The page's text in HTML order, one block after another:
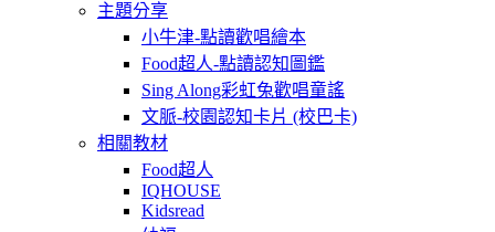
主題分享
小牛津-點讀歡唱繪本
Food超人-點讀認知圖鑑
Sing Along彩虹兔歡唱童謠
文脈-校園認知卡片 (校巴卡)
相關教材
Food超人
IQHOUSE
Kidsread